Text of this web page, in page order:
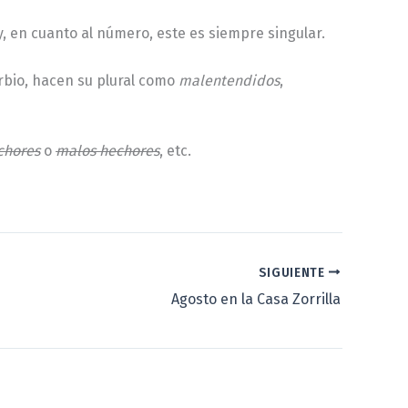
cuanto al número, este es siempre singular.
hacen su plural como malentendidos,
o malos hechores, etc.
SIGUIENTE
Agosto en la Casa Zorrilla